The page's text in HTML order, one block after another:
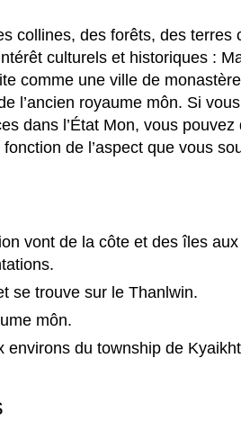
collines, des forêts, des terres
culturels et historiques :
comme une ville de
l’ancien royaume môn. Si
dans l’État Mon, vous pouvez
de l’aspect que vous
vont de la côte et des îles
se trouve sur le Thanlwin.
môn.
du township de